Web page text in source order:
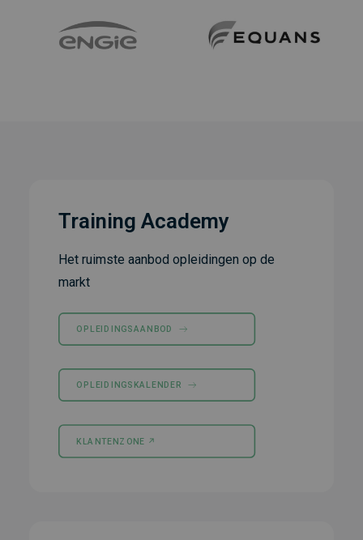
Training Academy
Het ruimste aanbod opleidingen op de
markt
OPLEIDINGSAANBOD
OPLEIDINGSKALENDER
KLANTENZONE ↗︎